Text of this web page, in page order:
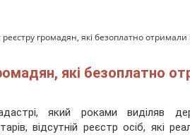
громадян, які безоплатно
які безоплатно
який роками виділяв
відсутній реєстр осіб, які